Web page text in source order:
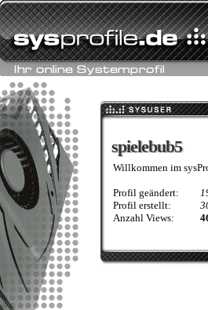
spielebub5
spielebub5
Willkommen im
Profil geändert:
Profil erstellt:
Anzahl Views: